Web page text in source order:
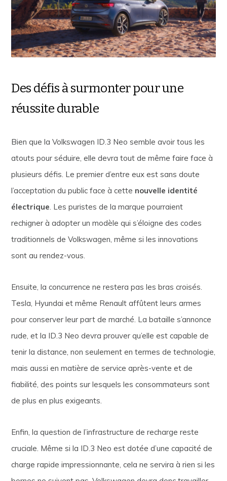
Des défis à surmonter pour une
réussite durable
Bien que la Volkswagen ID.3 Neo semble avoir tous les
atouts pour séduire, elle devra tout de même faire face à
plusieurs défis. Le premier d’entre eux est sans doute
l’acceptation du public face à cette nouvelle identité
électrique. Les puristes de la marque pourraient
rechigner à adopter un modèle qui s’éloigne des codes
traditionnels de Volkswagen, même si les innovations
sont au rendez-vous.
Ensuite, la concurrence ne restera pas les bras croisés.
Tesla, Hyundai et même Renault affûtent leurs armes
pour conserver leur part de marché. La bataille s’annonce
rude, et la ID.3 Neo devra prouver qu’elle est capable de
tenir la distance, non seulement en termes de technologie,
mais aussi en matière de service après-vente et de
fiabilité, des points sur lesquels les consommateurs sont
de plus en plus exigeants.
Enfin, la question de l’infrastructure de recharge reste
cruciale. Même si la ID.3 Neo est dotée d’une capacité de
charge rapide impressionnante, cela ne servira à rien si les